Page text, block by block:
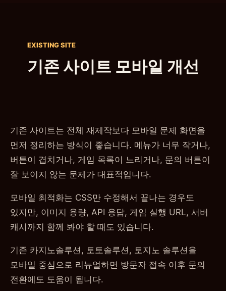
EXISTING SITE
기존 사이트 모바일 개선
기존 사이트는 전체 재제작보다 모바일 문제 화면을
먼저 정리하는 방식이 좋습니다. 메뉴가 너무 작거나,
버튼이 겹치거나, 게임 목록이 느리거나, 문의 버튼이
잘 보이지 않는 문제가 대표적입니다.
모바일 최적화는 CSS만 수정해서 끝나는 경우도
있지만, 이미지 용량, API 응답, 게임 실행 URL, 서버
캐시까지 함께 봐야 할 때도 있습니다.
기존 카지노솔루션, 토토솔루션, 토지노 솔루션을
모바일 중심으로 리뉴얼하면 방문자 접속 이후 문의
전환에도 도움이 됩니다.